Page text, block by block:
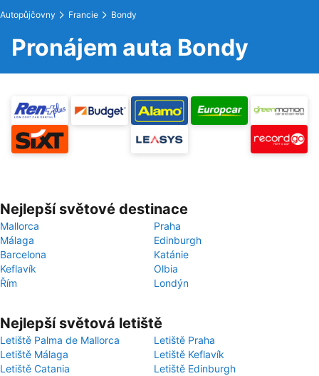
Autopůjčovny Francie Bondy
Pronájem auta Bondy
Nejlepší světové destinace
Mallorca
Praha
Málaga
Edinburgh
Barcelona
Katánie
Keflavík
Olbia
Řím
Londýn
Nejlepší světová letiště
Letiště Palma de Mallorca
Letiště Praha
Letiště Málaga
Letiště Keflavík
Letiště Catania
Letiště Edinburgh